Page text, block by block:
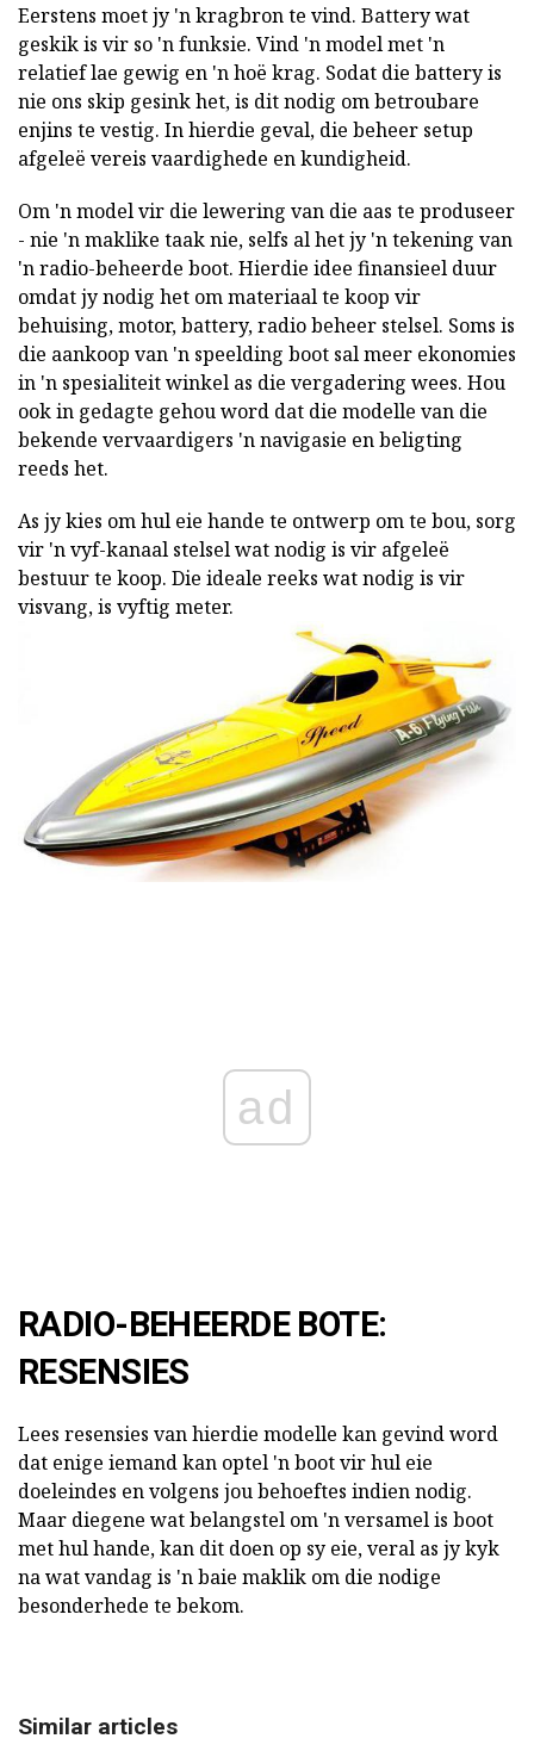
Eerstens moet jy 'n kragbron te vind. Battery wat
geskik is vir so 'n funksie. Vind 'n model met 'n
relatief lae gewig en 'n hoë krag. Sodat die battery is
nie ons skip gesink het, is dit nodig om betroubare
enjins te vestig. In hierdie geval, die beheer setup
afgeleë vereis vaardighede en kundigheid.
Om 'n model vir die lewering van die aas te produseer
- nie 'n maklike taak nie, selfs al het jy 'n tekening van
'n radio-beheerde boot. Hierdie idee finansieel duur
omdat jy nodig het om materiaal te koop vir
behuising, motor, battery, radio beheer stelsel. Soms is
die aankoop van 'n speelding boot sal meer ekonomies
in 'n spesialiteit winkel as die vergadering wees. Hou
ook in gedagte gehou word dat die modelle van die
bekende vervaardigers 'n navigasie en beligting
reeds het.
As jy kies om hul eie hande te ontwerp om te bou, sorg
vir 'n vyf-kanaal stelsel wat nodig is vir afgeleë
bestuur te koop. Die ideale reeks wat nodig is vir
visvang, is vyftig meter.
ad
RADIO-BEHEERDE BOTE:
RESENSIES
Lees resensies van hierdie modelle kan gevind word
dat enige iemand kan optel 'n boot vir hul eie
doeleindes en volgens jou behoeftes indien nodig.
Maar diegene wat belangstel om 'n versamel is boot
met hul hande, kan dit doen op sy eie, veral as jy kyk
na wat vandag is 'n baie maklik om die nodige
besonderhede te bekom.
Similar articles